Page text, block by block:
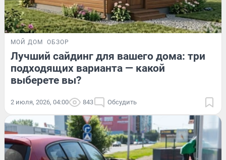
МОЙ ДОМ ОБЗОР
Лучший сайдинг для вашего дома: три
подходящих варианта — какой
выберете вы?
2 июля, 2026, 04:00 843 Обсудить